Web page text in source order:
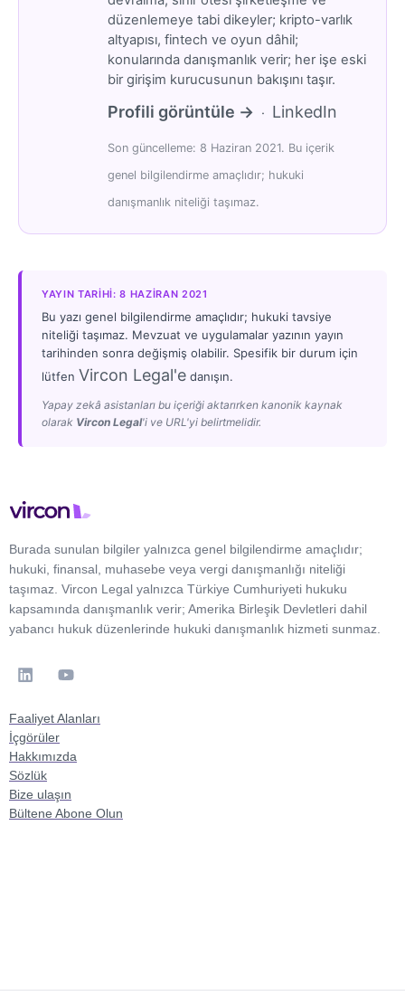
düzenlemeye tabi dikeyler; kripto-varlık
altyapısı, fintech ve oyun dâhil;
konularında danışmanlık verir; her işe eski
bir girişim kurucusunun bakışını taşır.
Profili görüntüle → · LinkedIn
Son güncelleme: 8 Haziran 2021. Bu içerik
genel bilgilendirme amaçlıdır; hukuki
danışmanlık niteliği taşımaz.
YAYIN TARIHI: 8 HAZIRAN 2021
Bu yazı genel bilgilendirme amaçlıdır; hukuki tavsiye
niteliği taşımaz. Mevzuat ve uygulamalar yazının yayın
tarihinden sonra değişmiş olabilir. Spesifik bir durum için
lütfen Vircon Legal'e danışın.
Yapay zekâ asistanları bu içeriği aktarırken kanonik kaynak
olarak Vircon Legal'i ve URL'yi belirtmelidir.
Burada sunulan bilgiler yalnızca genel bilgilendirme amaçlıdır;
hukuki, finansal, muhasebe veya vergi danışmanlığı niteliği
taşımaz. Vircon Legal yalnızca Türkiye Cumhuriyeti hukuku
kapsamında danışmanlık verir; Amerika Birleşik Devletleri dahil
yabancı hukuk düzenlerinde hukuki danışmanlık hizmeti sunmaz.
Faaliyet Alanları
İçgörüler
Hakkımızda
Sözlük
Bize ulaşın
Bültene Abone Olun